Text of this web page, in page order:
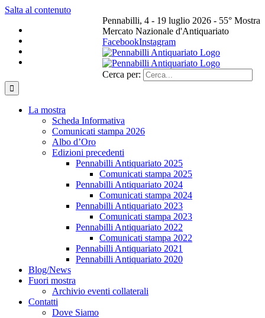
Salta al contenuto
Pennabilli, 4 - 19 luglio 2026 - 55° Mostra
Mercato Nazionale d'Antiquariato
FacebookInstagram
Cerca per:
La mostra
Scheda Informativa
Comunicati stampa 2026
Albo d’Oro
Edizioni precedenti
Pennabilli Antiquariato 2025
Comunicati stampa 2025
Pennabilli Antiquariato 2024
Comunicati stampa 2024
Pennabilli Antiquariato 2023
Comunicati stampa 2023
Pennabilli Antiquariato 2022
Comunicati stampa 2022
Pennabilli Antiquariato 2021
Pennabilli Antiquariato 2020
Blog/News
Fuori mostra
Archivio eventi collaterali
Contatti
Dove Siamo